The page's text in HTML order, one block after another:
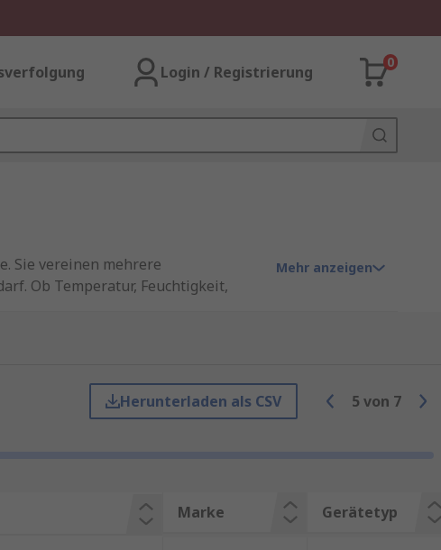
Login / Registrierung
0
Sie vereinen mehrere
Ob Temperatur, Feuchtigkeit,
sondern auch den
Logistik und Smart-Home-
für eine
Mehr anzeigen
Herunterladen als CSV 5 von 7
Marke Gerätetyp